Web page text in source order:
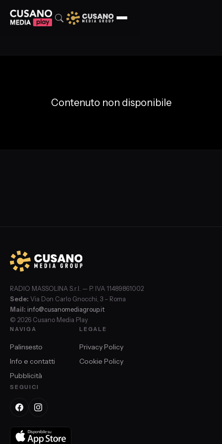
Contenuto non disponibile
RADIO MASSOLINA S.r.l. — P. IVA 11489861002
Sede: Via Don Carlo Gnocchi, 3 – Roma
Mail: info@cusanomediagroup.it
© 2026 Cusano Media Play
NAVIGA
Palinsesto
Info e contatti
Pubblicità
LEGALE
Privacy Policy
Cookie Policy
SEGUICI